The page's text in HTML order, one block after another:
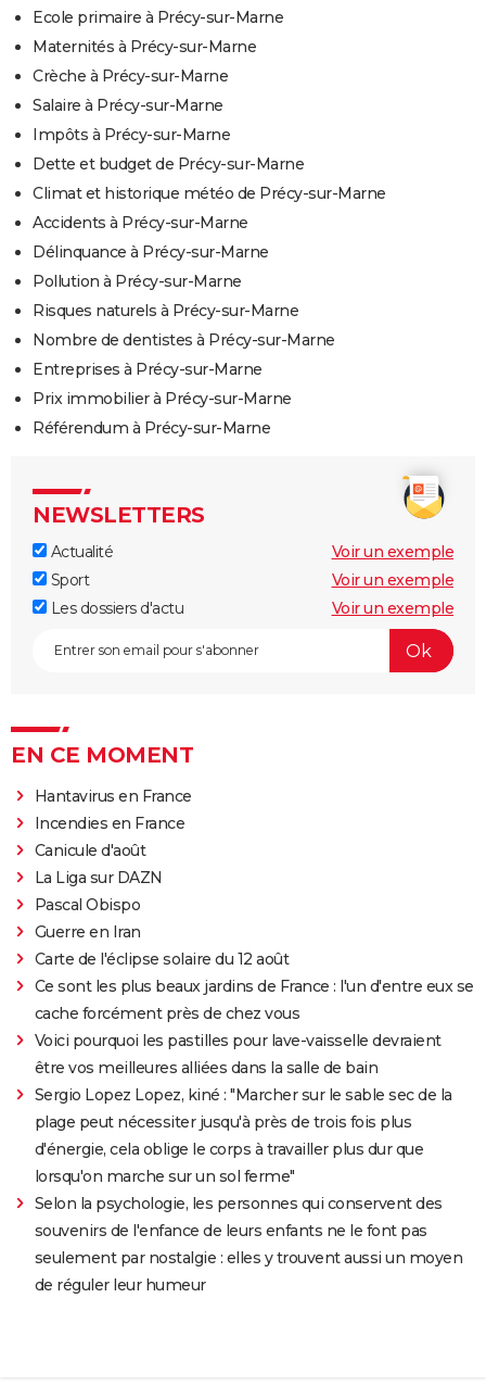
Ecole primaire à Précy-sur-Marne
Maternités à Précy-sur-Marne
Crèche à Précy-sur-Marne
Salaire à Précy-sur-Marne
Impôts à Précy-sur-Marne
Dette et budget de Précy-sur-Marne
Climat et historique météo de Précy-sur-Marne
Accidents à Précy-sur-Marne
Délinquance à Précy-sur-Marne
Pollution à Précy-sur-Marne
Risques naturels à Précy-sur-Marne
Nombre de dentistes à Précy-sur-Marne
Entreprises à Précy-sur-Marne
Prix immobilier à Précy-sur-Marne
Référendum à Précy-sur-Marne
NEWSLETTERS
Actualité
Voir un exemple
Sport
Voir un exemple
Les dossiers d'actu
Voir un exemple
EN CE MOMENT
Hantavirus en France
Incendies en France
Canicule d'août
La Liga sur DAZN
Pascal Obispo
Guerre en Iran
Carte de l'éclipse solaire du 12 août
Ce sont les plus beaux jardins de France : l'un d'entre eux se
cache forcément près de chez vous
Voici pourquoi les pastilles pour lave-vaisselle devraient
être vos meilleures alliées dans la salle de bain
Sergio Lopez Lopez, kiné : "Marcher sur le sable sec de la
plage peut nécessiter jusqu'à près de trois fois plus
d'énergie, cela oblige le corps à travailler plus dur que
lorsqu'on marche sur un sol ferme"
Selon la psychologie, les personnes qui conservent des
souvenirs de l'enfance de leurs enfants ne le font pas
seulement par nostalgie : elles y trouvent aussi un moyen
de réguler leur humeur